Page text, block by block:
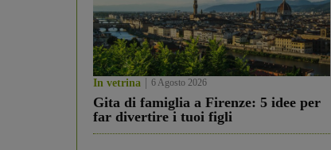
In vetrina 6 Agosto 2026
Gita di famiglia a Firenze: 5 idee per
far divertire i tuoi figli